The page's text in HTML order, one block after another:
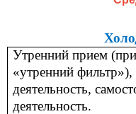
Утренний прием
«утренний фильтр»),
деятельность,
деятельность.